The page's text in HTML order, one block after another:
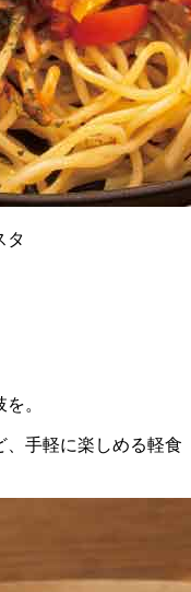
タ
。
手軽に楽しめる軽食